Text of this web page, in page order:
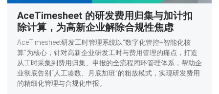
AceTimesheet 的研发费用归集与加计扣
除计算，为高新企业解除合规性焦虑
AceTimesheet研发工时管理系统以“数字化管控+智能化核
算”为核心，针对高新企业研发工时与费用管理的痛点，打造
从工时采集到费用归集、申报的全流程闭环管理体系，帮助企
业彻底告别“人工凑数、月底加班”的粗放模式，实现研发费用
的精细化管理与合规化申报。